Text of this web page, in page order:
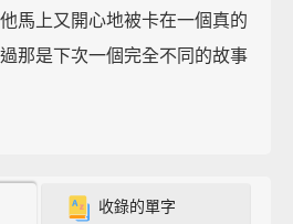
馬上又開心地被卡在一個真的
那是下次一個完全不同的故事
收錄的單字